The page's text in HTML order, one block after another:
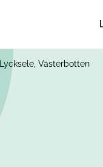
Västerbotten